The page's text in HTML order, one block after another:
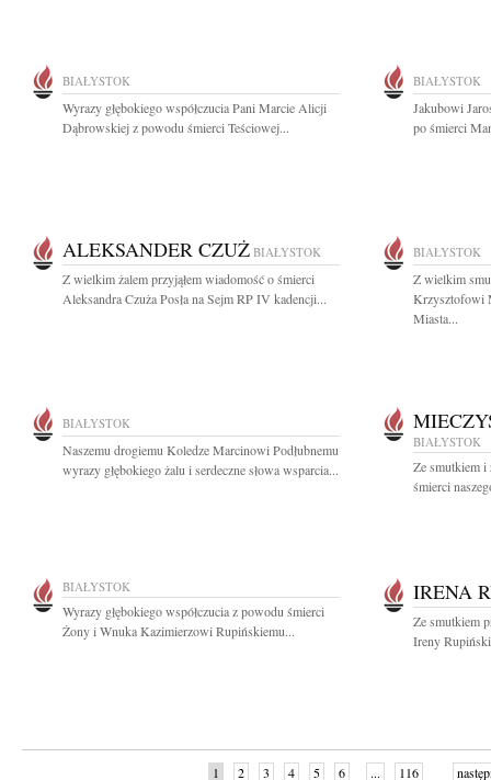
BIAŁYSTOK
Wyrazy głębokiego współczucia Pani Marcie Alicji
Dąbrowskiej z powodu śmierci Teściowej...
BIAŁYSTOK
Jakubowi
po śmierci
ALEKSANDER CZUŻ BIAŁYSTOK
Z wielkim żalem przyjąłem wiadomość o śmierci
Aleksandra Czuża Posła na Sejm RP IV kadencji...
BIAŁYSTOK
Z wielkim
Krzysztofowi
Miasta...
BIAŁYSTOK
Naszemu drogiemu Koledze Marcinowi Podłubnemu
wyrazy głębokiego żalu i serdeczne słowa wsparcia...
BIAŁYSTOK
Ze smutkiem i
śmierci
BIAŁYSTOK
Wyrazy głębokiego współczucia z powodu śmierci
Żony i Wnuka Kazimierzowi Rupińskiemu...
IRENA
Ze smutkiem
Ireny
1 2 3 4 5 6 ... 116